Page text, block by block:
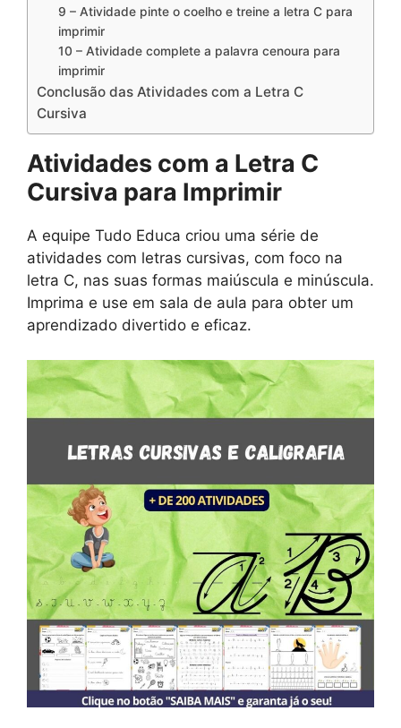
9 – Atividade pinte o coelho e treine a letra C para
imprimir
10 – Atividade complete a palavra cenoura para
imprimir
Conclusão das Atividades com a Letra C
Cursiva
Atividades com a Letra C
Cursiva para Imprimir
A equipe Tudo Educa criou uma série de
atividades com letras cursivas, com foco na
letra C, nas suas formas maiúscula e minúscula.
Imprima e use em sala de aula para obter um
aprendizado divertido e eficaz.